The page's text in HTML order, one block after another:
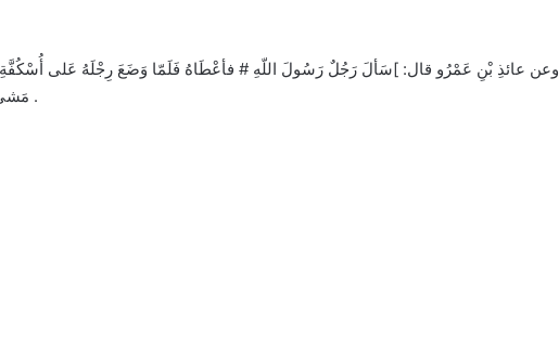
وعن عائذِ بْنِ عَمْرُو قال: ]سَألَ رَجُلٌ رَسُولَ اللّهِ # فأعْطَاهُ فَلَمّا وَضَعَ رِجْلَهُ عَلى أُسْكُفَّةِ
مَشى أحَدٌ الى أحَدٍ يَسْألُهُ شَيْئاً[. أخرجه النسائي .